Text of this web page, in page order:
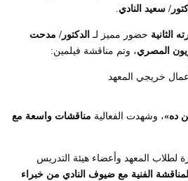
سعيد النادي.
الثانية حضور مميز لـ الدكتور/ مدحت
المصري، وتم مناقشة فيلمين:
خريجي المعهد
ده»، وشهدت الفعالية مناقشات واسعة مع
لطلاب المعهد وأعضاء هيئة التدريس
الفنية مع ضيوف النادي من خبراء